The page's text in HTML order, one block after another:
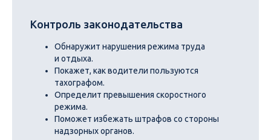
Контроль законодательства
Обнаружит нарушения режима труда
и отдыха.
Покажет, как водители пользуются
тахографом.
Определит превышения скоростного
режима.
Поможет избежать штрафов со стороны
надзорных органов.